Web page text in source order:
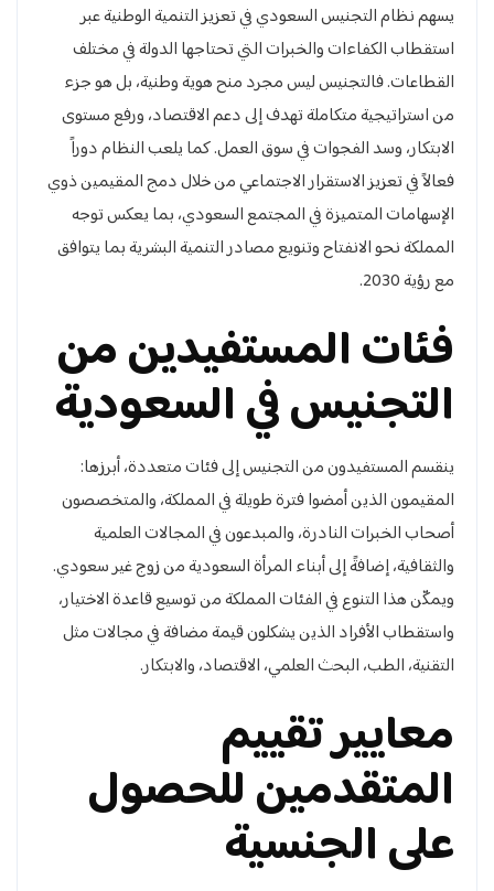
يسهم نظام التجنيس السعودي في تعزيز التنمية الوطنية عبر
استقطاب الكفاءات والخبرات التي تحتاجها الدولة في مختلف
القطاعات. فالتجنيس ليس مجرد منح هوية وطنية، بل هو جزء
من استراتيجية متكاملة تهدف إلى دعم الاقتصاد، ورفع مستوى
الابتكار، وسد الفجوات في سوق العمل. كما يلعب النظام دوراً
فعالاً في تعزيز الاستقرار الاجتماعي من خلال دمج المقيمين ذوي
الإسهامات المتميزة في المجتمع السعودي، بما يعكس توجه
المملكة نحو الانفتاح وتنويع مصادر التنمية البشرية بما يتوافق
مع رؤية 2030.
فئات المستفيدين من
التجنيس في السعودية
ينقسم المستفيدون من التجنيس إلى فئات متعددة، أبرزها:
المقيمون الذين أمضوا فترة طويلة في المملكة، والمتخصصون
أصحاب الخبرات النادرة، والمبدعون في المجالات العلمية
والثقافية، إضافةً إلى أبناء المرأة السعودية من زوج غير سعودي.
ويمكّن هذا التنوع في الفئات المملكة من توسيع قاعدة الاختيار،
واستقطاب الأفراد الذين يشكلون قيمة مضافة في مجالات مثل
التقنية، الطب، البحث العلمي، الاقتصاد، والابتكار.
معايير تقييم
المتقدمين للحصول
على الجنسية